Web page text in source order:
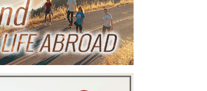
留学７つの魅力。
説